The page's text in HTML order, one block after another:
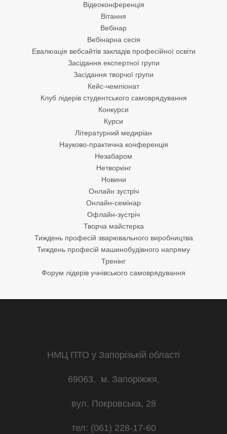
Відеоконференція
Вітання
Вебінар
Вебінарна сесія
Евалюація вебсайтів закладів професійної освіти
Засідання експертної групи
Засідання творчої групи
Кейс-чемпіонат
Клуб лідерів студентського самоврядування
Конкурси
Курси
Літературний медиріан
Науково-практична конференція
Незабаром
Нетворкінг
Новини
Онлайн зустріч
Онлайн-семінар
Офлайн-зустріч
Творча майстерка
Тиждень професій зварювального виробництва
Тиждень професій машинобудівного напряму
Тренінг
Форум лідерів учнівського самоврядування
НМЦ ПТО у Запорізькій області
69063, м. Запоріжжя,
вул. Покровська, 28
тел: (061) 228-17-60